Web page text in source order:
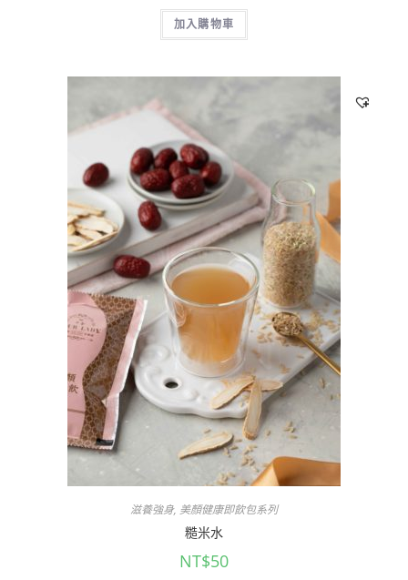
加入購物車
滋養強身, 美顏健康即飲包系列
糙米水
NT$50